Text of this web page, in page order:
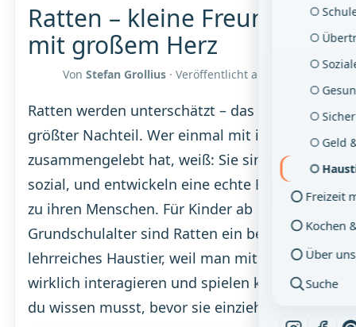
Geld
Freizeit
Kochen
Über uns
Suche
Ratten – kleine Freunde
mit großem Herz
VonStefan Grollius · Veröffentlicht am
Ratten werden unterschätzt – das ist ihr
größter Nachteil. Wer einmal mit ihnen
zusammengelebt hat, weiß: Sie sind klug,
sozial, und entwickeln eine echte Bindung
zu ihren Menschen. Für Kinder ab
Grundschulalter sind Ratten ein besonders
lehrreiches Haustier, weil man mit ihnen
wirklich interagieren und spielen kann. Was
du wissen musst, bevor sie einziehen.